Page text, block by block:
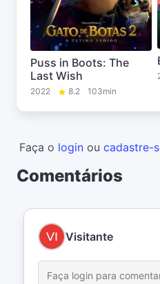
Puss in Boots: The
Last Wish
2022 8.2 103min
Faça o login ou cadastre-
Comentários
Visitante